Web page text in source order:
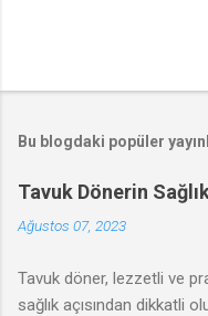
Bu blogdaki popüler
Tavuk Dönerin
Ağustos 07, 2023
Tavuk döner, lezzetli ve
sağlık açısından dikkatli